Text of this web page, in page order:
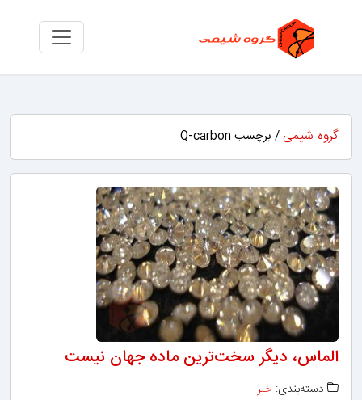
گروه شیمی / برچسب Q-carbon
الماس، دیگر سخت‌ترین ماده جهان نیست
دسته‌بندی: خبر